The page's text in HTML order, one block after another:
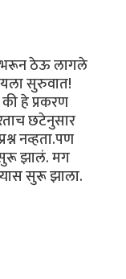
भरून ठेऊ लागले
सुरुवात!
हे प्रकरण
छटेनुसार
नव्हता.पण
सुरू झालं. मग‌
सुरू ‌झाला.